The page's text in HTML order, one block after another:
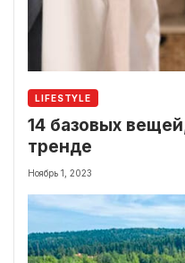
LIFESTYLE
14 базовых
тренде
Ноябрь 1, 2023